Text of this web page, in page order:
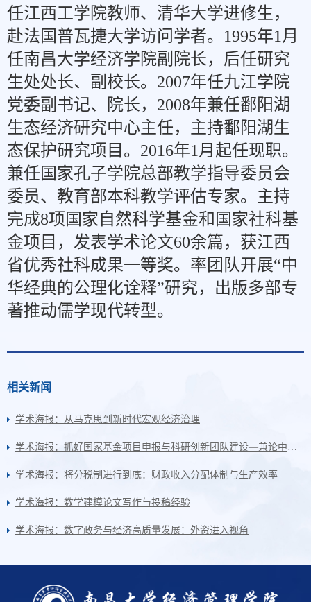
任江西工学院教师、清华大学进修生，
赴法国普瓦捷大学访问学者。1995年1月
任南昌大学经济学院副院长，后任研究
生处处长、副校长。2007年任九江学院
党委副书记、院长，2008年兼任鄱阳湖
生态经济研究中心主任，主持鄱阳湖生
态保护研究项目。2016年1月起任现职。
兼任国家孔子学院总部教学指导委员会
委员、教育部本科教学评估专家。主持
完成8项国家自然科学基金和国家社科基
金项目，发表学术论文60余篇，获江西
省优秀社科成果一等奖。率团队开展“中
华经典的公理化诠释”研究，出版多部专
著推动儒学现代转型。
相关新闻
学术海报：从马克思到新时代宏观经济治理
学术海报：抓好国家基金项目申报与科研创新团队建设—兼论中华经典的公理化诠释
学术海报：将分税制进行到底：财政收入分配体制与生产效率
学术海报：数学建模论文写作与投稿经验
学术海报：数字政务与经济高质量发展：外资进入视角